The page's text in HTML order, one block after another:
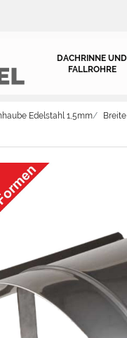
DACHRINNE UND
FALLROHRE
Edelstahl 1,5mm